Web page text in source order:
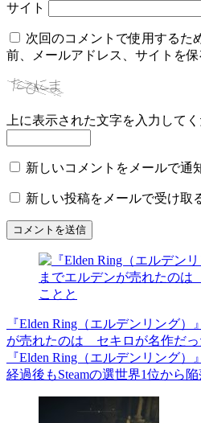
サイト
次回のコメントで使用するた
前、メールアドレス、サイトを保
上に表示された文字を入力してく
新しいコメントをメールで通
新しい投稿をメールで受け取
『Elden Ring（エルデンリング
が売れたのは セキロが名作だっ
『Elden Ring（エルデンリング
経過後もSteamの選世界1位から